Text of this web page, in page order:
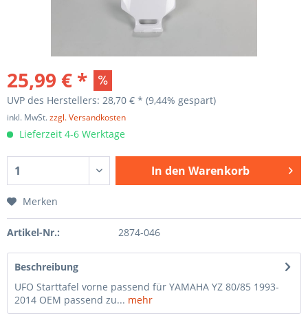
25,99 € *
UVP des Herstellers: 28,70 € * (9,44% gespart)
inkl. MwSt.zzgl. Versandkosten
Lieferzeit 4-6 Werktage
In den Warenkorb
Merken
Artikel-Nr.: 2874-046
Beschreibung
UFO Starttafel vorne passend für YAMAHA YZ 80/85 1993-
2014 OEM passend zu... mehr